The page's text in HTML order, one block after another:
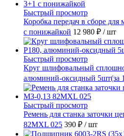
Быстрый просмотр
Коробка передач в сборе для
с понижайкой 12 980 ₽ / шт
Быстрый просмотр
Круг шлифовальный
алюминий-оксидный 5шт(за
Быстрый просмотр
Ремень для станка заточки
82MXL 025 390 ₽ / шт